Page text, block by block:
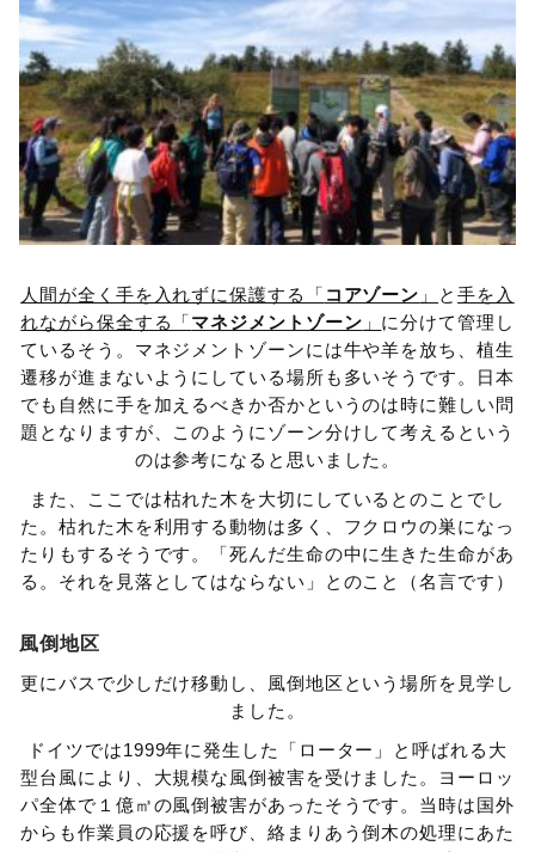
人間が全く手を入れずに保護する「 コアゾーン 」 と 手を入
れながら保全する「マネジメントゾーン 」 に分けて管理し
ているそう。マネジメントゾーンには牛や羊を放ち、植生
遷移が進まないようにしている場所も多いそうです。日本
でも自然に手を加えるべきか否かというのは時に難しい問
題となりますが、このようにゾーン分けして考えるという
のは参考になると思いました。
また、ここでは枯れた木を大切にしているとのことでし
た。枯れた木を利用する動物は多く、フクロウの巣になっ
たりもするそうです。「死んだ生命の中に生きた生命があ
る。それを見落としてはならない」とのこと（名言です）
風倒地区
更にバスで少しだけ移動し、風倒地区という場所を見学し
ました。
ドイツでは1999年に発生した「ローター」と呼ばれる大
型台風により、大規模な風倒被害を受けました。ヨーロッ
パ全体で１億㎥の風倒被害があったそうです。当時は国外
からも作業員の応援を呼び、絡まりあう倒木の処理にあた